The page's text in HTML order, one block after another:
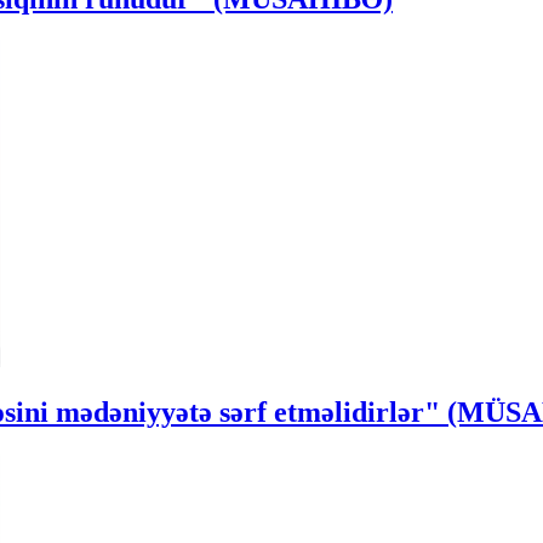
mədəniyyətə sərf etməlidirlər"